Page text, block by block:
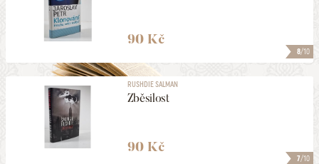
8/10
90 Kč
7/10
RUSHDIE SALMAN
Zběsilost
90 Kč